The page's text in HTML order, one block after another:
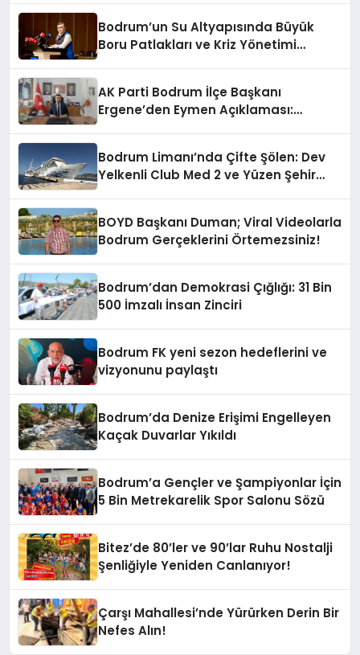
Bodrum’un Su Altyapısında Büyük
Boru Patlakları ve Kriz Yönetimi
AK Parti Bodrum İlçe Başkanı
Ergene’den Eymen Açıklaması:
Bodrum Limanı’nda Çifte Şölen: Dev
Yelkenli Club Med 2 ve Yüzen Şehir
BOYD Başkanı Duman; Viral Videolarla
Bodrum Gerçeklerini Örtemezsiniz!
Bodrum’dan Demokrasi Çığlığı: 31 Bin
500 İmzalı İnsan Zinciri
Bodrum FK yeni sezon hedeflerini ve
vizyonunu paylaştı
Bodrum’da Denize Erişimi Engelleyen
Kaçak Duvarlar Yıkıldı
Bodrum’a Gençler ve Şampiyonlar İçin
5 Bin Metrekarelik Spor Salonu Sözü
Bitez’de 80’ler ve 90’lar Ruhu Nostalji
Şenliğiyle Yeniden Canlanıyor!
Çarşı Mahallesi’nde Yürürken Derin Bir
Nefes Alın!